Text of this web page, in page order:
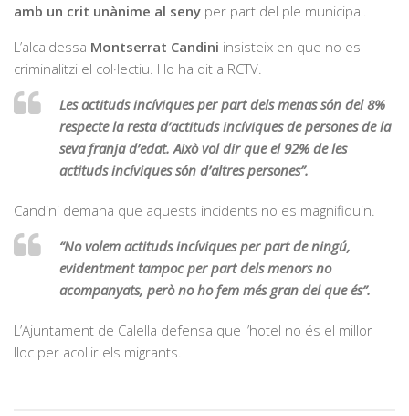
amb un crit unànime al seny per part del ple municipal.
L’alcaldessa Montserrat Candini insisteix en que no es
criminalitzi el col·lectiu. Ho ha dit a RCTV.
Les actituds incíviques per part dels menas són del 8%
respecte la resta d’actituds incíviques de persones de la
seva franja d’edat. Això vol dir que el 92% de les
actituds incíviques són d’altres persones”.
Candini demana que aquests incidents no es magnifiquin.
“No volem actituds incíviques per part de ningú,
evidentment tampoc per part dels menors no
acompanyats, però no ho fem més gran del que és”.
L’Ajuntament de Calella defensa que l’hotel no és el millor
lloc per acollir els migrants.